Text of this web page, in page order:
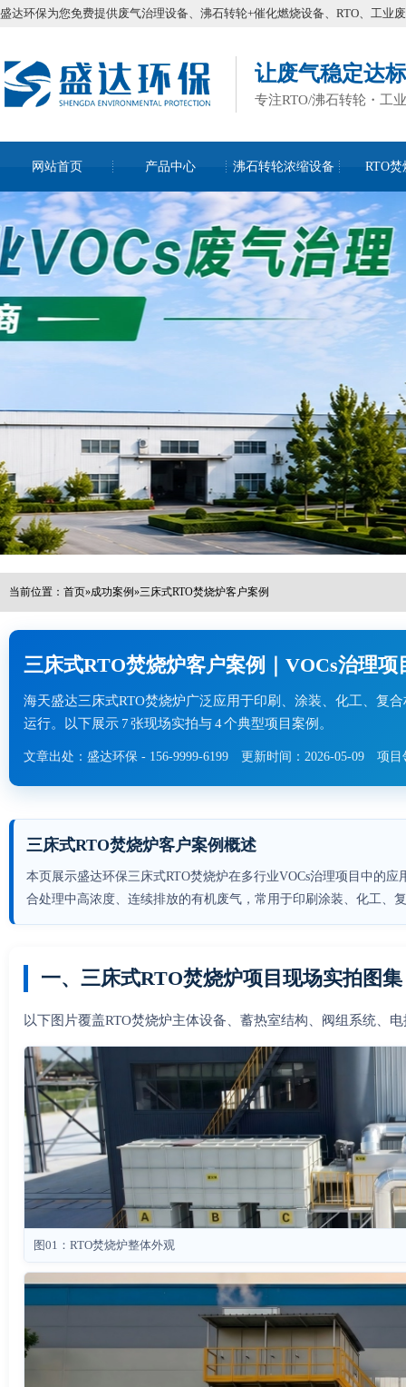
盛达环保为您免费提供废气治理设备、沸石转轮+催化燃烧设备、RTO、工业
让废气稳定达
专注RTO/沸石转轮・工
网站首页 产品中心 沸石转轮浓缩设备 RTO焚
当前位置： 首页»成功案例»三床式RTO焚烧炉客户案例
三床式RTO焚烧炉客户案例｜VOCs治理项
海天盛达三床式RTO焚烧炉广泛应用于印刷、涂装、化工、复
运行。以下展示 7 张现场实拍与 4 个典型项目案例。
文章出处：盛达环保 - 156-9999-6199 更新时间：2026-05-09 项目
三床式RTO焚烧炉客户案例概述
本页展示盛达环保三床式RTO焚烧炉在多行业VOCs治理项目中的
合处理中高浓度、连续排放的有机废气，常用于印刷涂装、化工、
一、三床式RTO焚烧炉项目现场实拍图
以下图片覆盖RTO焚烧炉主体设备、蓄热室结构、阀组系统、
图01：RTO焚烧炉整体外观